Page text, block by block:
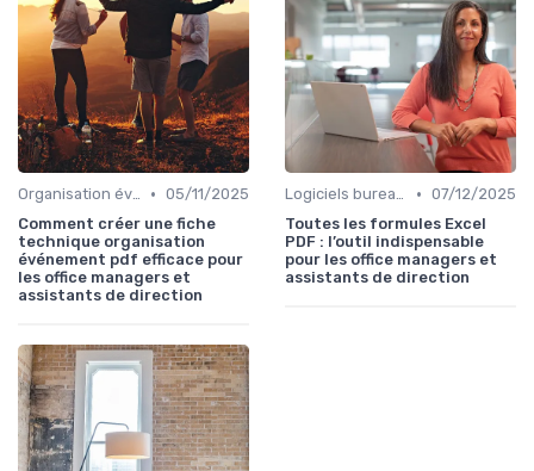
Organisation événements • 05/11/2025
Comment créer une fiche
technique organisation
événement pdf efficace pour
les office managers et
assistants de direction
Logiciels bureautiques • 07/12/2025
Toutes les formules Excel
PDF : l’outil indispensable
pour les office managers et
assistants de direction